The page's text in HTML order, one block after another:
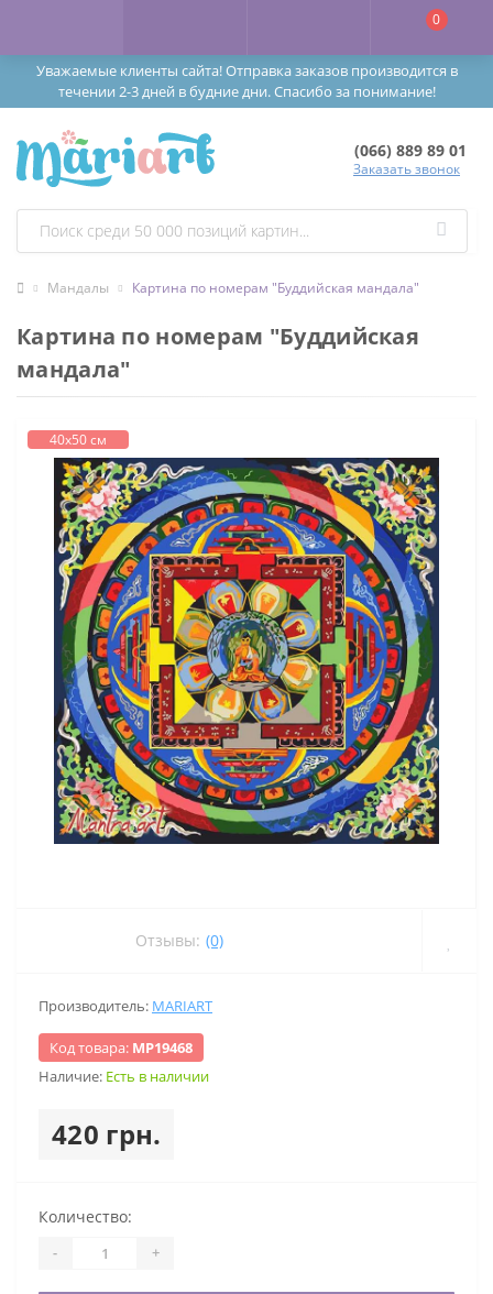
Уважаемые клиенты сайта! Отправка заказов производится в
течении 2-3 дней в будние дни. Спасибо за понимание!
0
(066) 889 89 01
Заказать звонок
Мандалы Картина по номерам "Буддийская мандала"
Картина по номерам "Буддийская
мандала"
40х50 см
Отзывы: (0)
Производитель: MARIART
Код товара: МР19468
Наличие: Есть в наличии
420 грн.
Количество:
- +